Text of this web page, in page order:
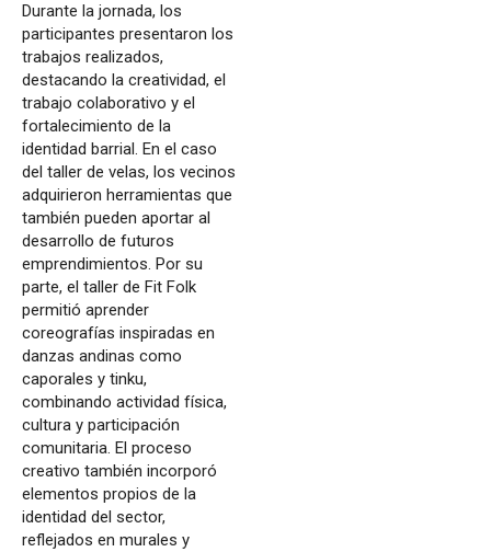
Durante la jornada, los
participantes presentaron los
trabajos realizados,
destacando la creatividad, el
trabajo colaborativo y el
fortalecimiento de la
identidad barrial. En el caso
del taller de velas, los vecinos
adquirieron herramientas que
también pueden aportar al
desarrollo de futuros
emprendimientos. Por su
parte, el taller de Fit Folk
permitió aprender
coreografías inspiradas en
danzas andinas como
caporales y tinku,
combinando actividad física,
cultura y participación
comunitaria. El proceso
creativo también incorporó
elementos propios de la
identidad del sector,
reflejados en murales y